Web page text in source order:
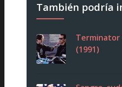
También podría
Terminator
(1991)